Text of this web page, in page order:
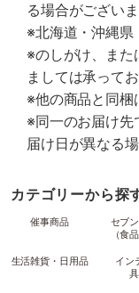
る場合がございま
※北海道・沖縄県
※のしがけ、また
ましては承って
※他の商品と同梱
※同一のお届け先
届け日が異なる
カテゴリーから探
催事商品
セブ
（食
生活雑貨・日用品
イン